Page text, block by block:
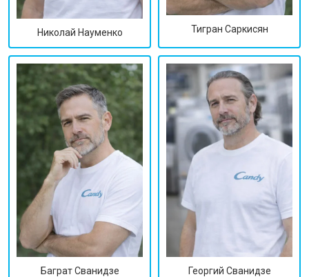
Николай Науменко Тигран Саркисян
Баграт Сванидзе Георгий Сванидзе